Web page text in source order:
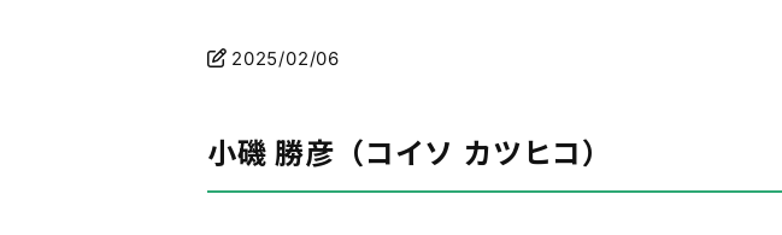
2025/02/06
小磯 勝彦（コイソ カツヒコ）